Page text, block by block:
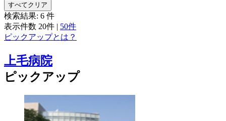
すべてクリア
検索結果: 6 件
表示件数 20件 | 50件
ピックアップとは？
上毛病院
ピックアップ